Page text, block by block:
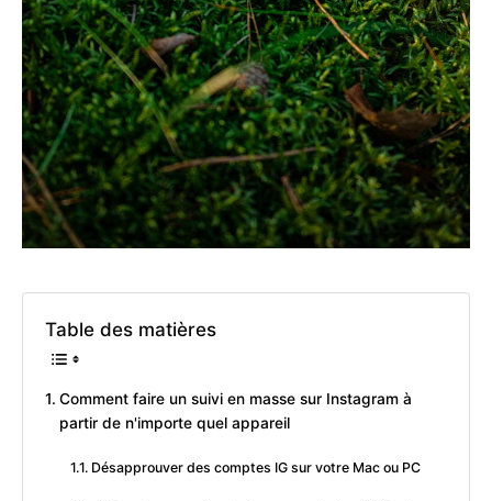
Table des matières
Comment faire un suivi en masse sur Instagram à
partir de n'importe quel appareil
Désapprouver des comptes IG sur votre Mac ou PC